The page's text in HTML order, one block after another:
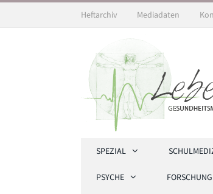
Heftarchiv Mediadaten
SPEZIAL
PSYCHE